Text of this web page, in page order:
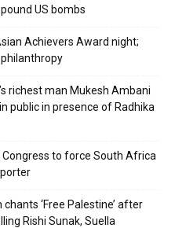
US bombs
Achievers Award night;
richest man Mukesh Ambani
public in presence of Radhika
Congress to force South Africa
‘Free Palestine’ after
Rishi Sunak, Suella